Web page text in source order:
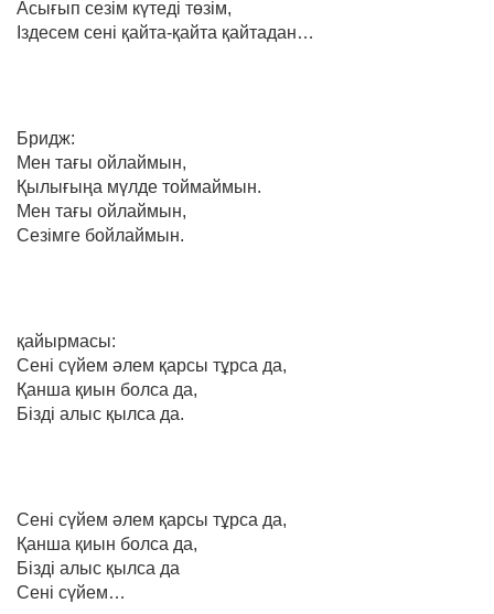
Асығып сезім күтеді төзім,
Іздесем сені қайта-қайта қайтадан…
Бридж:
Мен тағы ойлаймын,
Қылығыңа мүлде тоймаймын.
Мен тағы ойлаймын,
Сезімге бойлаймын.
қайырмасы:
Сені сүйем әлем қарсы тұрса да,
Қанша қиын болса да,
Бізді алыс қылса да.
Сені сүйем әлем қарсы тұрса да,
Қанша қиын болса да,
Бізді алыс қылса да
Сені сүйем…